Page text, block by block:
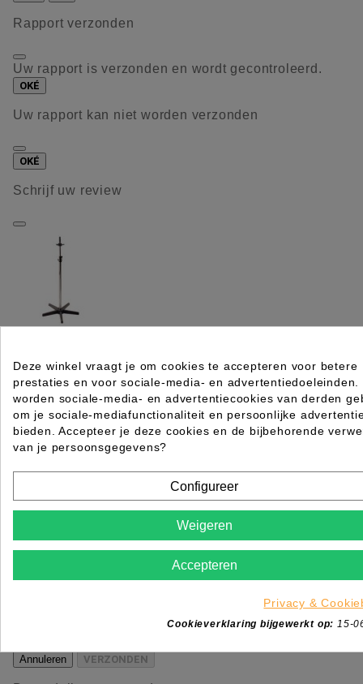
Rapport verzonden
Uw rapport is verzonden en wordt gecontroleerd.
OKÉ
Uw rapport kan niet worden verzonden
OKÉ
Schrijf uw review
Rating forQuality
Please choose a rating for your review.
Enim quis fugiat consequat elit minim nisi eu
occaecat deserunt aliquip nisi ex deserunt.
Annuleren VERZONDEN
Deze winkel vraagt je om cookies te accepteren voor betere
prestaties en voor sociale-media- en advertentiedoeleinden.
worden sociale-media- en advertentiecookies van derden
om je sociale-mediafunctionaliteit en persoonlijke
bieden. Accepteer je deze cookies en de bijbehorende
van je persoonsgegevens?
Configureer
Weigeren
Accepteren
Privacy &
Cookieverklaring bijgewerkt op: 15-